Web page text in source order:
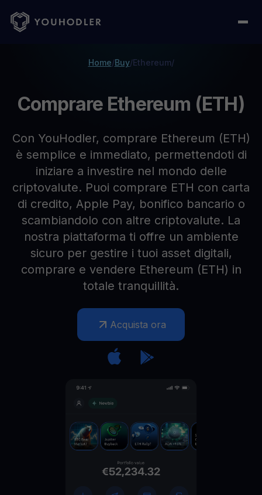
Home/Buy/Ethereum/
Comprare Ethereum (ETH)
Con YouHodler, comprare Ethereum (ETH)
è semplice e immediato, permettendoti di
iniziare a investire nel mondo delle
criptovalute. Puoi comprare ETH con carta
di credito, Apple Pay, bonifico bancario o
scambiandolo con altre criptovalute. La
nostra piattaforma ti offre un ambiente
sicuro per gestire i tuoi asset digitali,
comprare e vendere Ethereum (ETH) in
totale tranquillità.
Acquista ora